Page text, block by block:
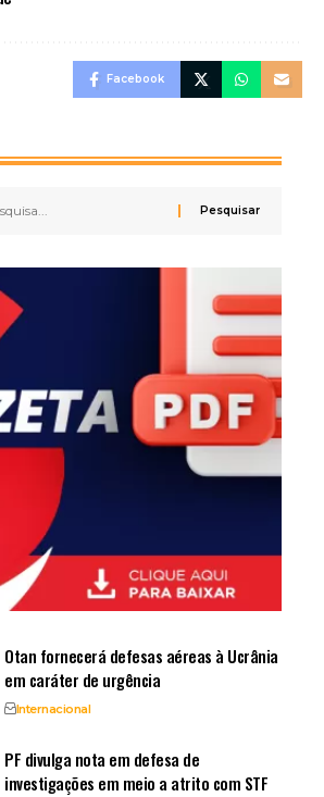
Facebook
Otan fornecerá defesas aéreas à Ucrânia
em caráter de urgência
Internacional
PF divulga nota em defesa de
investigações em meio a atrito com STF